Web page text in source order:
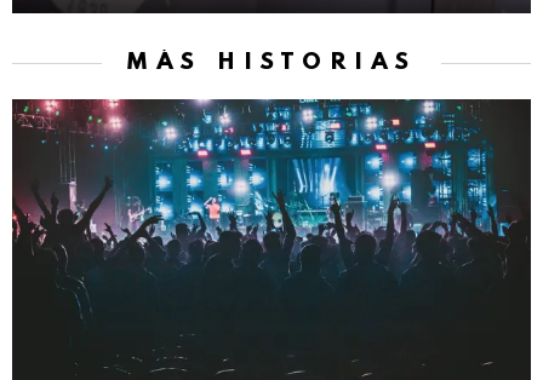
MÁS HISTORIAS